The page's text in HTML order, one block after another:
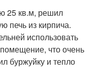
25 кв.м, решил
печь из кирпича.
использовать
что очень
буржуйку и тепло